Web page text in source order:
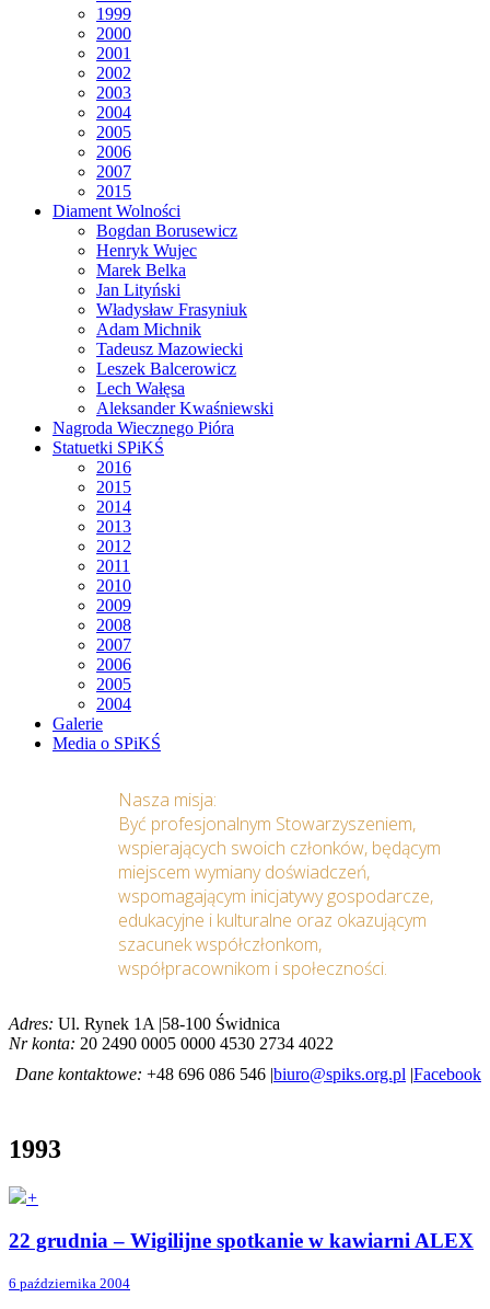
1999
2000
2001
2002
2003
2004
2005
2006
2007
2015
Diament Wolności
Bogdan Borusewicz
Henryk Wujec
Marek Belka
Jan Lityński
Władysław Frasyniuk
Adam Michnik
Tadeusz Mazowiecki
Leszek Balcerowicz
Lech Wałęsa
Aleksander Kwaśniewski
Nagroda Wiecznego Pióra
Statuetki SPiKŚ
2016
2015
2014
2013
2012
2011
2010
2009
2008
2007
2006
2005
2004
Galerie
Media o SPiKŚ
Nasza misja:
Być profesjonalnym Stowarzyszeniem,
wspierających swoich członków, będącym
miejscem wymiany doświadczeń,
wspomagającym inicjatywy gospodarcze,
edukacyjne i kulturalne oraz okazującym
szacunek współczłonkom,
współpracownikom i społeczności.
Adres: Ul. Rynek 1A |58-100 Świdnica
Nr konta: 20 2490 0005 0000 4530 2734 4022
Dane kontaktowe: +48 696 086 546 |biuro@spiks.org.pl |Facebook
1993
+
22 grudnia – Wigilijne spotkanie w kawiarni ALEX
6 października 2004